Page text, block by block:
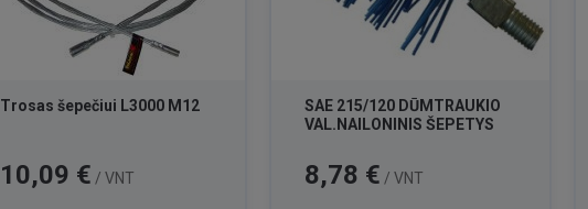
Trosas šepečiui L3000 M12
Kaina
10,09 € / VNT
SAE 215/120 DŪMTRAUKIO
VAL.NAILONINIS ŠEPETYS
Kaina
8,78 € / VNT